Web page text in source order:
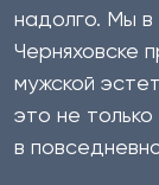
надолго. Мы в
Черняховске
мужской
это не
в